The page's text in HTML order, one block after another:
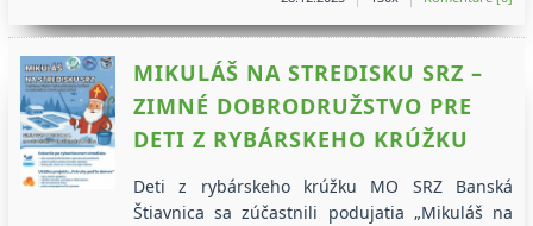
MIKULÁŠ NA STREDISKU SRZ –
ZIMNÉ DOBRODRUŽSTVO PRE
DETI Z RYBÁRSKEHO KRÚŽKU
Deti z rybárskeho krúžku MO SRZ Banská
Štiavnica sa zúčastnili podujatia „Mikuláš na